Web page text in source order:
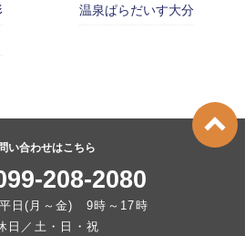
温泉ぱらだいす大分
い合わせはこちら
208-2080
日(月～金) 9時～17時
日／土・日・祝